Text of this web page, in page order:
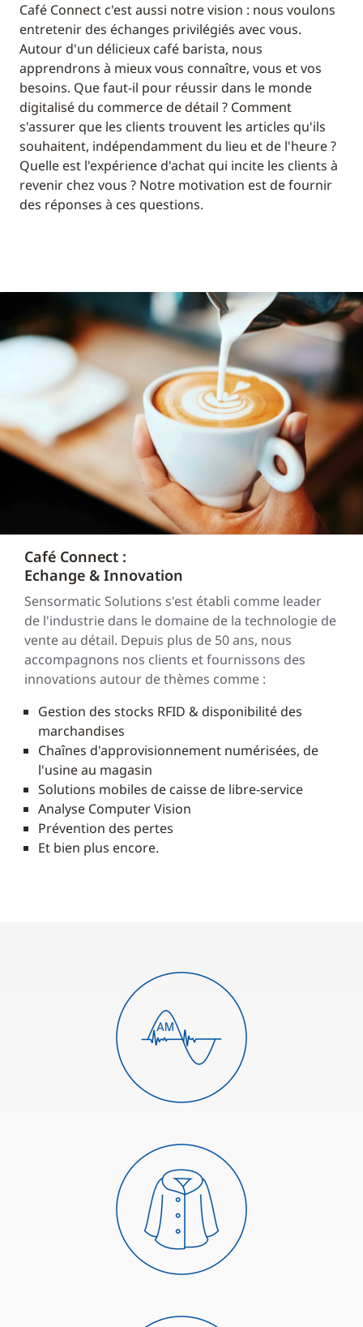
Café Connect c'est aussi notre vision : nous voulons
entretenir des échanges privilégiés avec vous.
Autour d'un délicieux café barista, nous
apprendrons à mieux vous connaître, vous et vos
besoins. Que faut-il pour réussir dans le monde
digitalisé du commerce de détail ? Comment
s'assurer que les clients trouvent les articles qu'ils
souhaitent, indépendamment du lieu et de l'heure ?
Quelle est l'expérience d'achat qui incite les clients à
revenir chez vous ? Notre motivation est de fournir
des réponses à ces questions.
Café Connect :
Echange & Innovation
Sensormatic Solutions s'est établi comme leader
de l'industrie dans le domaine de la technologie de
vente au détail. Depuis plus de 50 ans, nous
accompagnons nos clients et fournissons des
innovations autour de thèmes comme :
Gestion des stocks RFID & disponibilité des
marchandises
Chaînes d'approvisionnement numérisées, de
l'usine au magasin
Solutions mobiles de caisse de libre-service
Analyse Computer Vision
Prévention des pertes
Et bien plus encore.